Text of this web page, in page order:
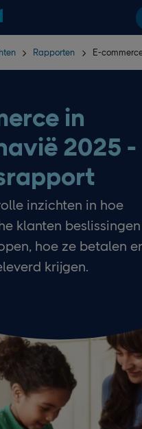
och sök
Rapporten E-
in
2025 -
inzichten in hoe
klanten
hoe ze betalen
krijgen.